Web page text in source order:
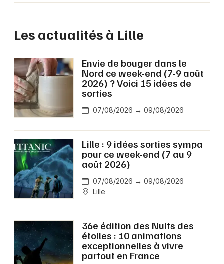
Les actualités à Lille
Envie de bouger dans le
Nord ce week-end (7-9 août
2026) ? Voici 15 idées de
sorties
07/08/2026 → 09/08/2026
Lille : 9 idées sorties sympa
pour ce week-end (7 au 9
août 2026)
07/08/2026 → 09/08/2026
Lille
36e édition des Nuits des
étoiles : 10 animations
exceptionnelles à vivre
partout en France